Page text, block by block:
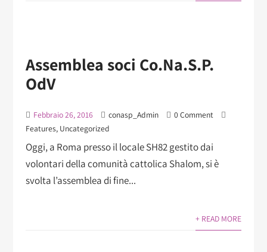
Assemblea soci Co.Na.S.P.
OdV
Febbraio 26, 2016 conasp_Admin
0 Comment
Features, Uncategorized
Oggi, a Roma presso il locale SH82 gestito dai
volontari della comunità cattolica Shalom, si è
svolta l’assemblea di fine...
+ READ MORE